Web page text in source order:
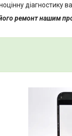
ремонт нашим